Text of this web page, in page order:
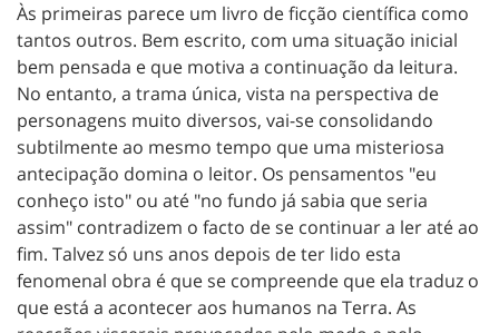
Às primeiras parece um livro de ficção científica como
tantos outros. Bem escrito, com uma situação inicial
bem pensada e que motiva a continuação da leitura.
No entanto, a trama única, vista na perspectiva de
personagens muito diversos, vai-se consolidando
subtilmente ao mesmo tempo que uma misteriosa
antecipação domina o leitor. Os pensamentos "eu
conheço isto" ou até "no fundo já sabia que seria
assim" contradizem o facto de se continuar a ler até ao
fim. Talvez só uns anos depois de ter lido esta
fenomenal obra é que se compreende que ela traduz o
que está a acontecer aos humanos na Terra. As